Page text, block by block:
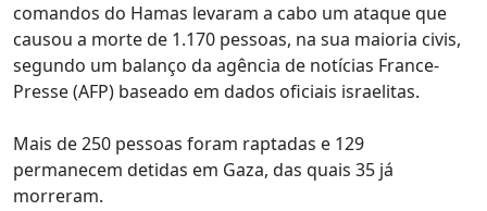
comandos do Hamas levaram a cabo um ataque que
causou a morte de 1.170 pessoas, na sua maioria civis,
segundo um balanço da agência de notícias France-
Presse (AFP) baseado em dados oficiais israelitas.
Mais de 250 pessoas foram raptadas e 129
permanecem detidas em Gaza, das quais 35 já
morreram.